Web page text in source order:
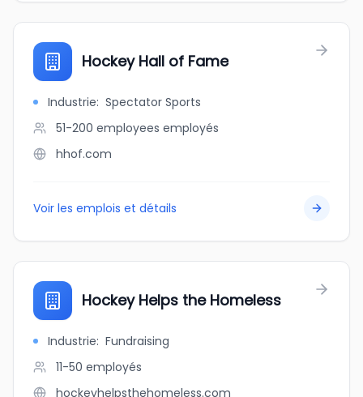
Hockey Hall of Fame
Industrie: Spectator Sports
51-200 employees employés
hhof.com
Voir les emplois et détails
Hockey Helps the Homeless
Industrie: Fundraising
11-50 employés
hockeyhelpsthehomeless.com